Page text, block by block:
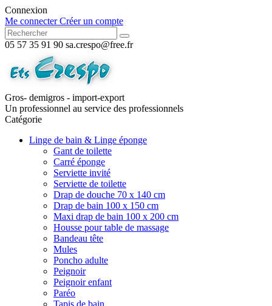
Connexion
Me connecter Créer un compte
05 57 35 91 90 sa.crespo@free.fr
Gros- demigros - import-export
Un professionnel au service des professionnels
Catégorie
Linge de bain & Linge éponge
Gant de toilette
Carré éponge
Serviette invité
Serviette de toilette
Drap de douche 70 x 140 cm
Drap de bain 100 x 150 cm
Maxi drap de bain 100 x 200 cm
Housse pour table de massage
Bandeau tête
Mules
Poncho adulte
Peignoir
Peignoir enfant
Paréo
Tapis de bain